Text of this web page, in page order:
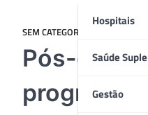
Hospitais
Saúde
Gestão
SEM CATEGORIA
Pós-